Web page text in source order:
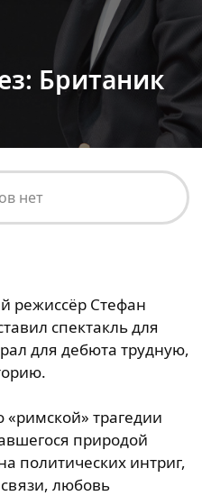
Британик
нет
режиссёр Стефан
спектакль для
для дебюта трудную,
«римской» трагедии
природой
политических интриг,
любовь